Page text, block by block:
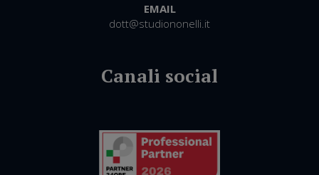
EMAIL
dott@studiononelli.it